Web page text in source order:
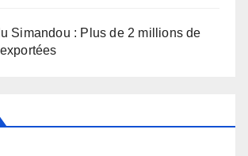
Simandou : Plus de 2 millions de